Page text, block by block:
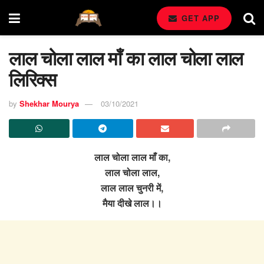
GET APP
लाल चोला लाल माँ का लाल चोला लाल
लिरिक्स
by Shekhar Mourya 03/10/2021
लाल चोला लाल माँ का,
लाल चोला लाल,
लाल लाल चुनरी में,
मैया दीखे लाल।।